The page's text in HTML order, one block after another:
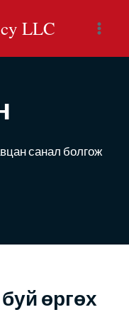
LLC
санал болгож
өргөх